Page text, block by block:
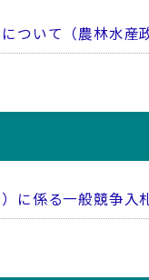
ついて（農林水産
に係る一般競争